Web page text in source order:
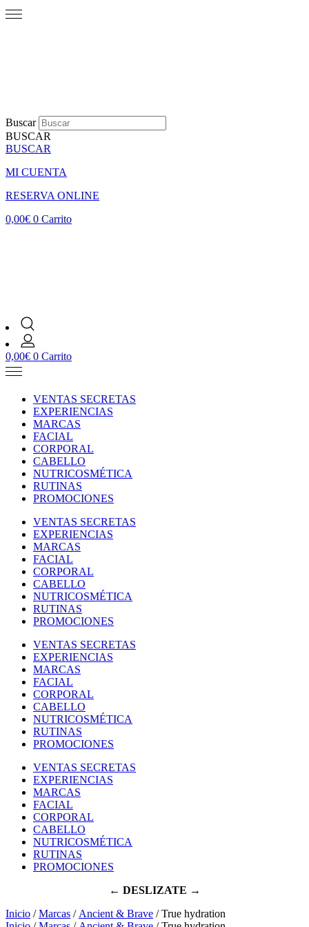
Buscar
BUSCAR
BUSCAR
MI CUENTA
RESERVA ONLINE
0,00€ 0 Carrito
0,00€ 0 Carrito
VENTAS SECRETAS
EXPERIENCIAS
MARCAS
FACIAL
CORPORAL
CABELLO
NUTRICOSMÉTICA
RUTINAS
PROMOCIONES
VENTAS SECRETAS
EXPERIENCIAS
MARCAS
FACIAL
CORPORAL
CABELLO
NUTRICOSMÉTICA
RUTINAS
PROMOCIONES
VENTAS SECRETAS
EXPERIENCIAS
MARCAS
FACIAL
CORPORAL
CABELLO
NUTRICOSMÉTICA
RUTINAS
PROMOCIONES
VENTAS SECRETAS
EXPERIENCIAS
MARCAS
FACIAL
CORPORAL
CABELLO
NUTRICOSMÉTICA
RUTINAS
PROMOCIONES
← DESLIZATE →
Inicio /Marcas / Ancient & Brave / True hydration